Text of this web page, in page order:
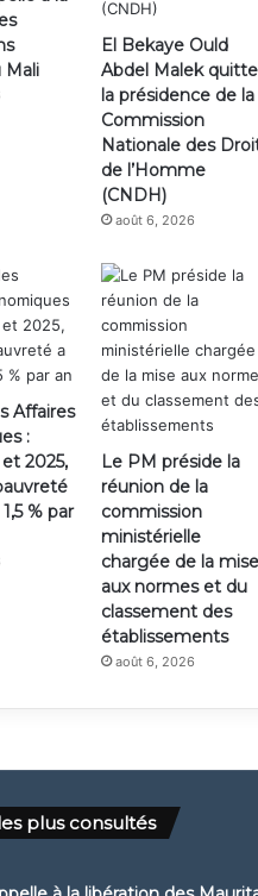
Mali
El Bekaye Ould
Abdel Malek quitte
la présidence de la
Commission
Nationale des
de l’Homme
(CNDH)
août 6, 2026
Affaires
:
2025,
% par
Le PM préside la
réunion de la
commission
ministérielle
chargée de la mise
aux normes et du
classement des
établissements
août 6, 2026
plus consultés